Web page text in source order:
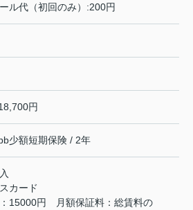
ル代（初回のみ）:200円
円
少額短期保険 / 2年
カード
15000円 月額保証料：総賃料の